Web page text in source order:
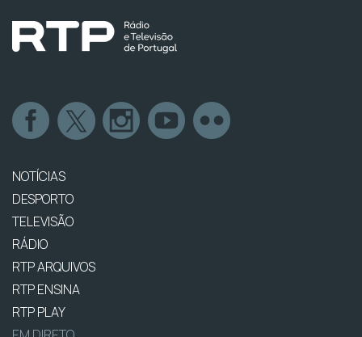
NOTÍCIAS
DESPORTO
TELEVISÃO
RÁDIO
RTP ARQUIVOS
RTP ENSINA
RTP PLAY